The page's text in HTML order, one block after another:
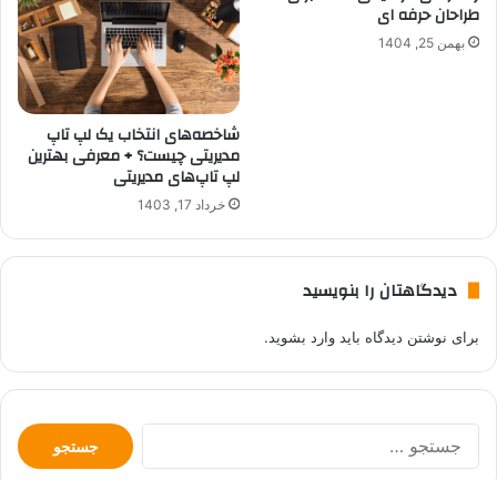
طراحان حرفه ای
بهمن 25, 1404
شاخصه‌های انتخاب یک لپ تاپ
مدیریتی چیست؟ + معرفی بهترین
لپ تاپ‌های مدیریتی
خرداد 17, 1403
دیدگاهتان را بنویسید
برای نوشتن دیدگاه باید وارد بشوید.
جستجو
برای: